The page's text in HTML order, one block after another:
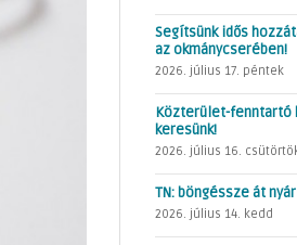
Segítsünk idős
az okmánycserében!
2026. július 17. péntek
Közterület-fenntartó
keresünk!
2026. július 16.
TN: böngéssze át
2026. július 14. kedd